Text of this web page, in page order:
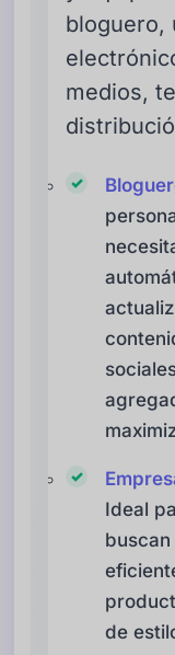
bloguero,
medios,
Ideal
de